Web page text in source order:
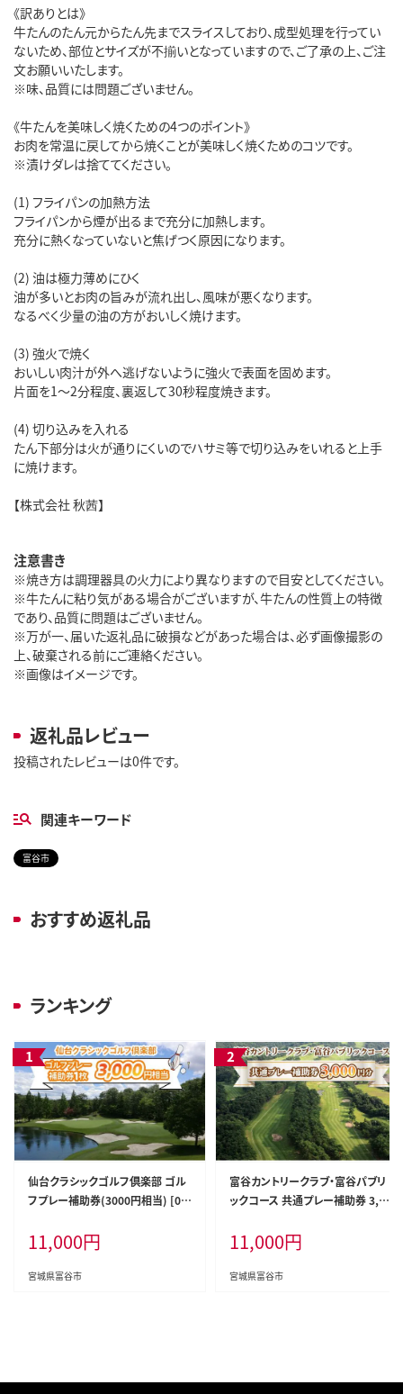
《訳ありとは》
牛たんのたん元からたん先までスライスしており、成型処理を行ってい
ないため、部位とサイズが不揃いとなっていますので、ご了承の上、ご注
文お願いいたします。
※味、品質には問題ございません。
《牛たんを美味しく焼くための4つのポイント》
お肉を常温に戻してから焼くことが美味しく焼くためのコツです。
※漬けダレは捨ててください。
(1) フライパンの加熱方法
フライパンから煙が出るまで充分に加熱します。
充分に熱くなっていないと焦げつく原因になります。
(2) 油は極力薄めにひく
油が多いとお肉の旨みが流れ出し、風味が悪くなります。
なるべく少量の油の方がおいしく焼けます。
(3) 強火で焼く
おいしい肉汁が外へ逃げないように強火で表面を固めます。
片面を1～2分程度、裏返して30秒程度焼きます。
(4) 切り込みを入れる
たん下部分は火が通りにくいのでハサミ等で切り込みをいれると上手
に焼けます。
【株式会社 秋茜】
注意書き
※焼き方は調理器具の火力により異なりますので目安としてください。
※牛たんに粘り気がある場合がございますが、牛たんの性質上の特徴
であり、品質に問題はございません。
※万が一、届いた返礼品に破損などがあった場合は、必ず画像撮影の
上、破棄される前にご連絡ください。
※画像はイメージです。
返礼品レビュー
投稿されたレビューは0件です。
関連キーワード
富谷市
おすすめ返礼品
ランキング
仙台クラシックゴルフ倶楽部 ゴル
フプレー補助券(3000円相当) [00
11,000円
宮城県富谷市
富谷カントリークラブ・富谷パブリ
ックコース 共通プレー補助券 3,00
11,000円
宮城県富谷市